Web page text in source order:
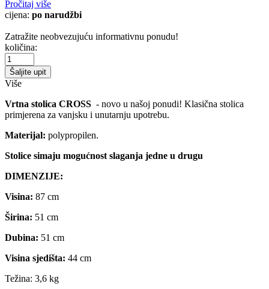
Pročitaj više
cijena: po narudžbi
Zatražite neobvezujuću informativnu ponudu!
količina:
Šaljite upit
Više
Vrtna stolica CROSS - novo u našoj ponudi! Klasična stolica
primjerena za vanjsku i unutarnju upotrebu.
Materijal: polypropilen.
Stolice simaju mogućnost slaganja jedne u drugu
DIMENZIJE:
Visina: 87 cm
Širina: 51 cm
Dubina: 51 cm
Visina sjedišta: 44 cm
Težina: 3,6 kg